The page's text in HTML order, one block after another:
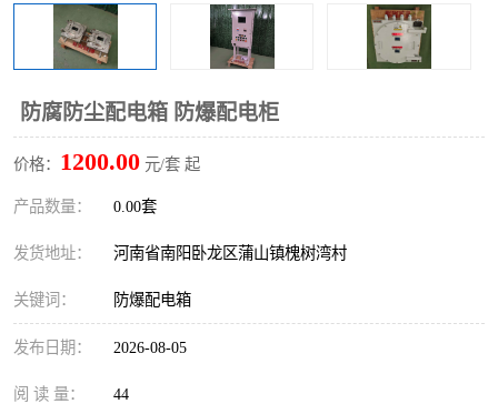
防腐防尘配电箱 防爆配电柜
价格： 1200.00 元/套 起
产品数量： 0.00套
发货地址： 河南省南阳卧龙区蒲山镇槐树湾村
关键词： 防爆配电箱
发布日期： 2026-08-05
阅 读 量： 44